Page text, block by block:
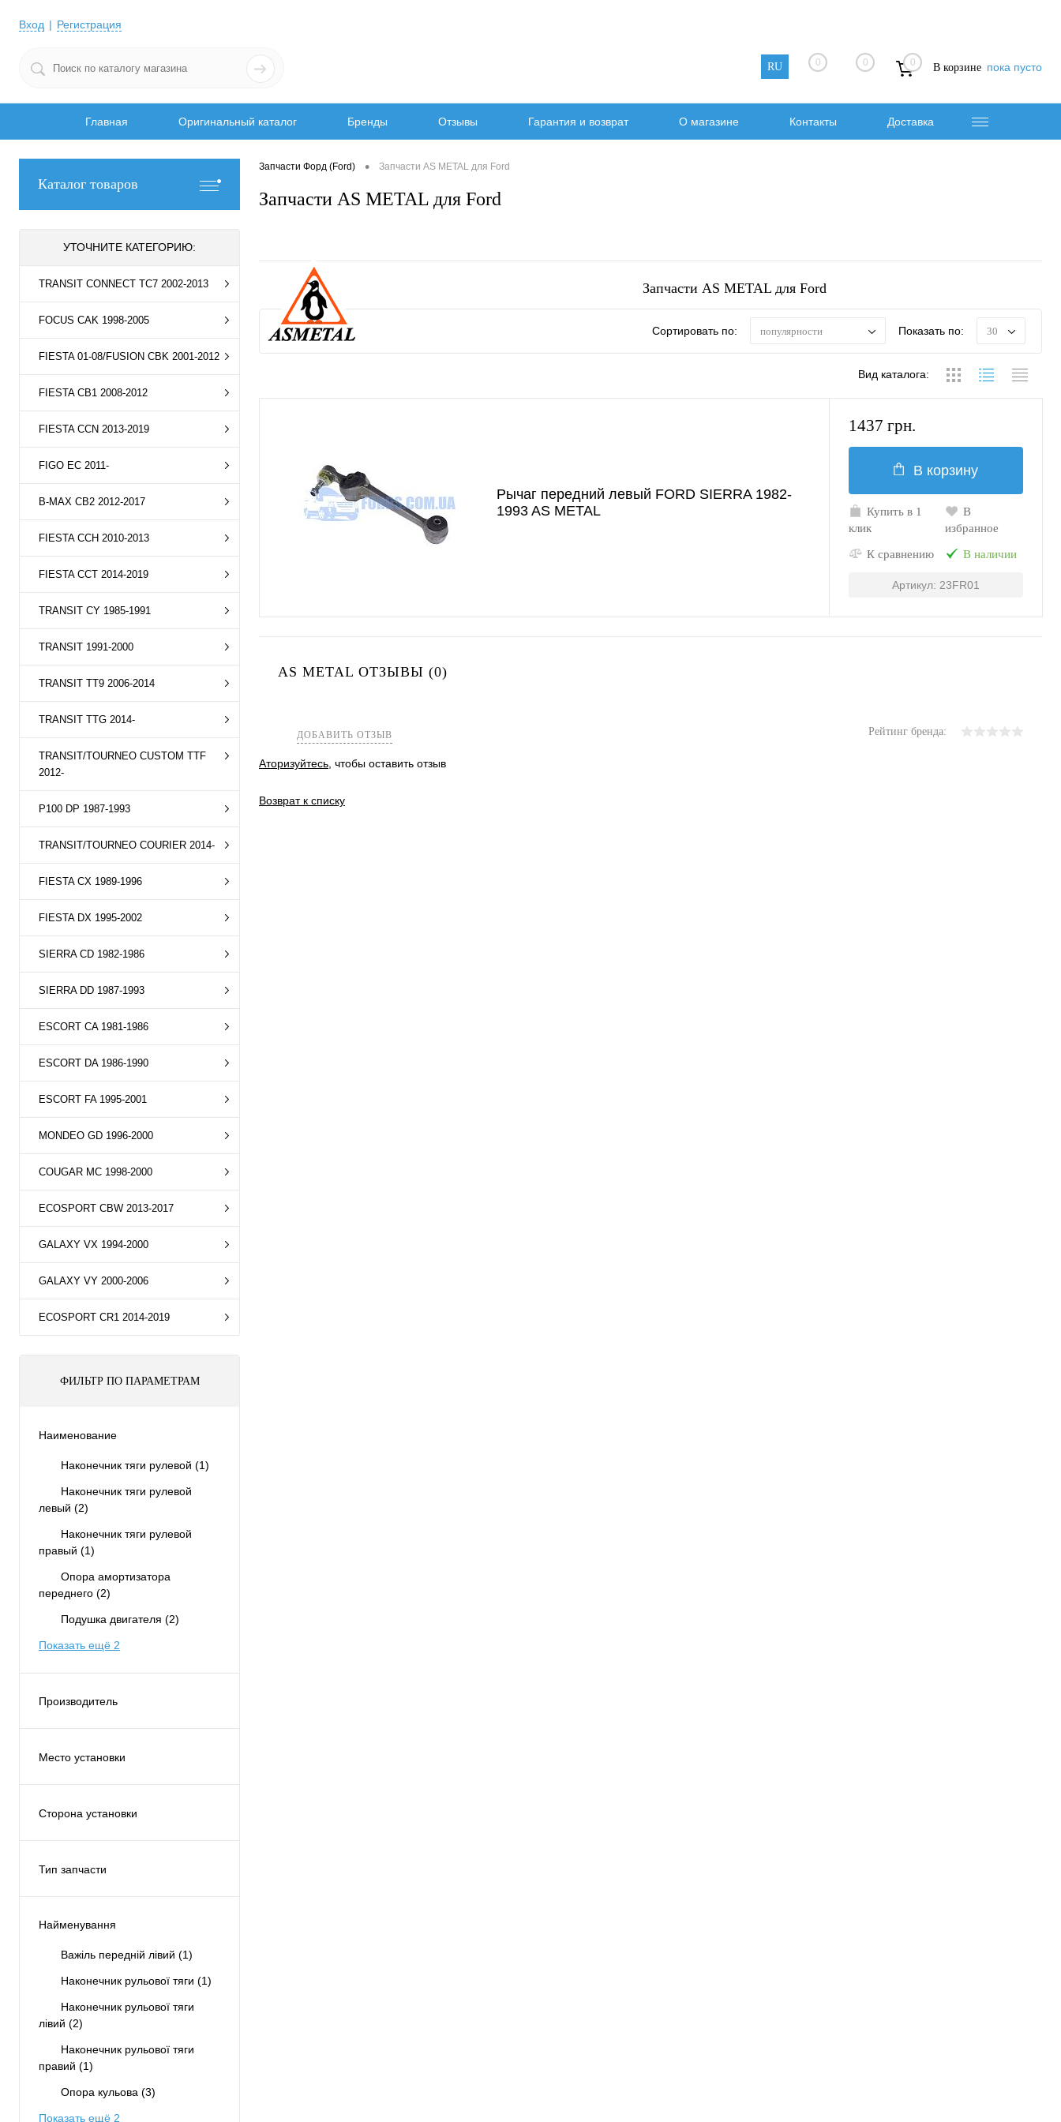
Вход Регистрация
RU 0 0 0 В корзине пока пусто
Главная Оригинальный каталог Бренды Отзывы Гарантия и возврат О магазине Контакты Доставка
Каталог товаров
УТОЧНИТЕ КАТЕГОРИЮ:
TRANSIT CONNECT TC7 2002-2013
FOCUS CAK 1998-2005
FIESTA 01-08/FUSION CBK 2001-2012
FIESTA CB1 2008-2012
FIESTA CCN 2013-2019
FIGO EC 2011-
B-MAX CB2 2012-2017
FIESTA CCH 2010-2013
FIESTA CCT 2014-2019
TRANSIT CY 1985-1991
TRANSIT 1991-2000
TRANSIT TT9 2006-2014
TRANSIT TTG 2014-
TRANSIT/TOURNEO CUSTOM TTF
2012-
P100 DP 1987-1993
TRANSIT/TOURNEO COURIER 2014-
FIESTA CX 1989-1996
FIESTA DX 1995-2002
SIERRA CD 1982-1986
SIERRA DD 1987-1993
ESCORT CA 1981-1986
ESCORT DA 1986-1990
ESCORT FA 1995-2001
MONDEO GD 1996-2000
COUGAR MC 1998-2000
ECOSPORT CBW 2013-2017
GALAXY VX 1994-2000
GALAXY VY 2000-2006
ECOSPORT CR1 2014-2019
ФИЛЬТР ПО ПАРАМЕТРАМ
Наименование
Наконечник тяги рулевой (1)
Наконечник тяги рулевой
левый (2)
Наконечник тяги рулевой
правый (1)
Опора амортизатора
переднего (2)
Подушка двигателя (2)
Показать ещё 2
Производитель
Место установки
Сторона установки
Тип запчасти
Найменування
Важіль передній лівий (1)
Наконечник рульової тяги (1)
Наконечник рульової тяги
лівий (2)
Наконечник рульової тяги
правий (1)
Опора кульова (3)
Показать ещё 2
Запчасти Форд (Ford) • Запчасти AS METAL для Ford
Запчасти AS METAL для Ford
Запчасти AS METAL для Ford
Сортировать по: популярности Показать по: 30
Вид каталога:
Рычаг передний левый FORD SIERRA 1982-
1993 AS METAL
1437 грн.
В корзину
Купить в 1
клик
В
избранное
К сравнению В наличии
Артикул: 23FR01
AS METAL ОТЗЫВЫ (0)
ДОБАВИТЬ ОТЗЫВ Рейтинг бренда:
Аторизуйтесь, чтобы оставить отзыв
Возврат к списку